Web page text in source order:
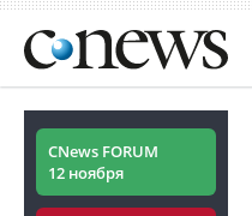
CNews FORUM
12 ноября